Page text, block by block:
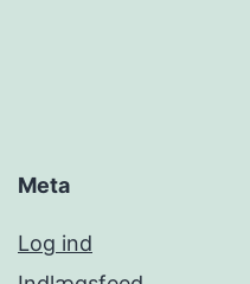
Meta
Log ind